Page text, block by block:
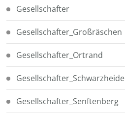
Gesellschafter
Gesellschafter_Großräschen
Gesellschafter_Ortrand
Gesellschafter_Schwarzheide
Gesellschafter_Senftenberg